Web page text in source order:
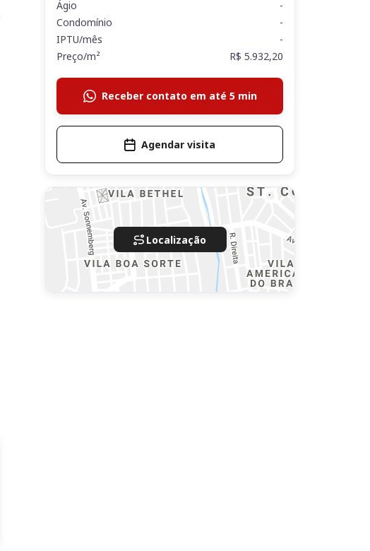
Ágio
-
Condomínio
-
IPTU/mês
-
Preço/m²
R$ 5.932,20
Receber contato em até 5 min
Agendar visita
Localização